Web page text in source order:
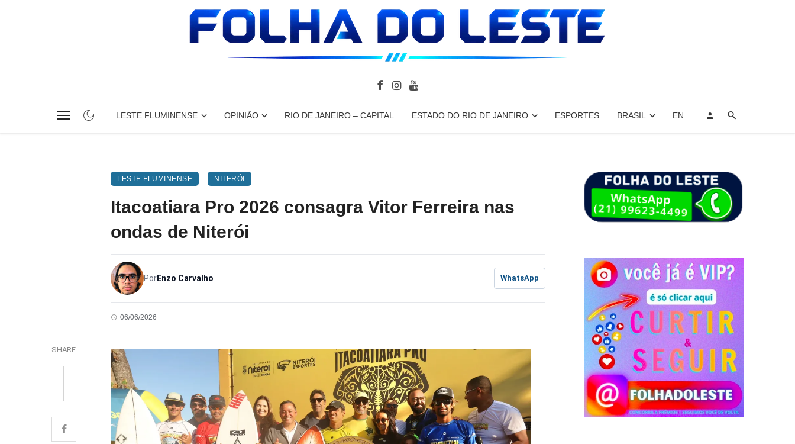
LESTE FLUMINENSE OPINIÃO RIO DE JANEIRO – CAPITAL ESTADO DO RIO DE JANEIRO ESPORTES BRASIL ENTRETENIMENTO, ARTES E
LESTE FLUMINENSE NITERÓI
Itacoatiara Pro 2026 consagra Vitor Ferreira nas
ondas de Niterói
PorEnzo Carvalho WhatsApp
06/06/2026
SHARE